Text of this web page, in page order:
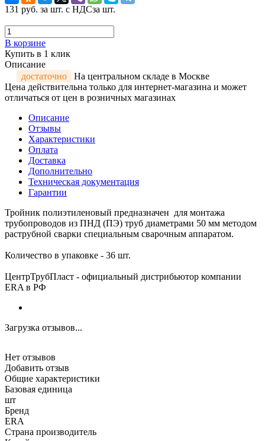
131 руб. за шт. с НДСза шт.
В корзине
Купить в 1 клик
Описание
достаточно
На центральном складе в Москве
Цена действительна только для интернет-магазина и может
отличаться от цен в розничных магазинах
Описание
Отзывы
Характеристики
Оплата
Доставка
Дополнительно
Техническая документация
Гарантии
Тройник полиэтиленовый предназначен для монтажа
трубопроводов из ПНД (ПЭ) труб диаметрами 50 мм методом
раструбной сварки специальным сварочным аппаратом.
Количество в упаковке - 36 шт.
ЦентрТрубПласт - официальный дистрибьютор компании
ERA в РФ
Загрузка отзывов...
Нет отзывов
Добавить отзыв
Общие характеристики
Базовая единица
шт
Бренд
ERA
Страна производитель